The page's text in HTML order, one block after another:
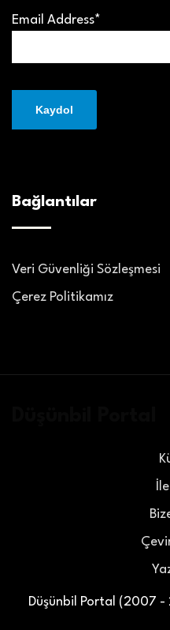
Email Address*
Bağlantılar
Veri Güvenliği Sözleşmesi
Çerez Politikamız
Düşünbil Portal (2007 -